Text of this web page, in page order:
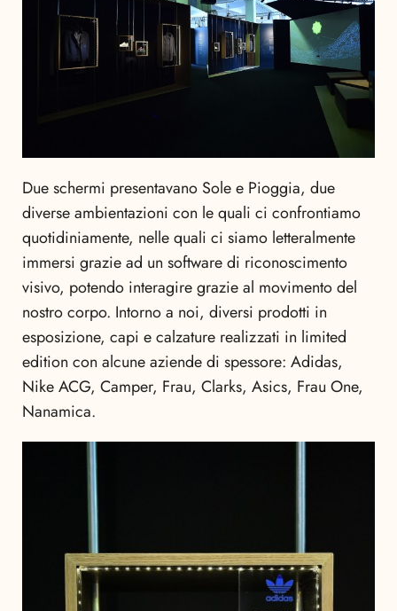
Due schermi presentavano Sole e Pioggia, due
diverse ambientazioni con le quali ci confrontiamo
quotidiniamente, nelle quali ci siamo letteralmente
immersi grazie ad un software di riconoscimento
visivo, potendo interagire grazie al movimento del
nostro corpo. Intorno a noi, diversi prodotti in
esposizione, capi e calzature realizzati in limited
edition con alcune aziende di spessore: Adidas,
Nike ACG, Camper, Frau, Clarks, Asics, Frau One,
Nanamica.